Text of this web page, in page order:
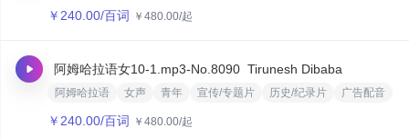
￥ 240.00/百词 ￥ 480.00/起
阿姆哈拉语女10-1.mp3-No.8090 Tirunesh Dibaba
阿姆哈拉语 女声 青年 宣传/专题片 历史/纪录片 广告配音
￥ 240.00/百词 ￥ 480.00/起